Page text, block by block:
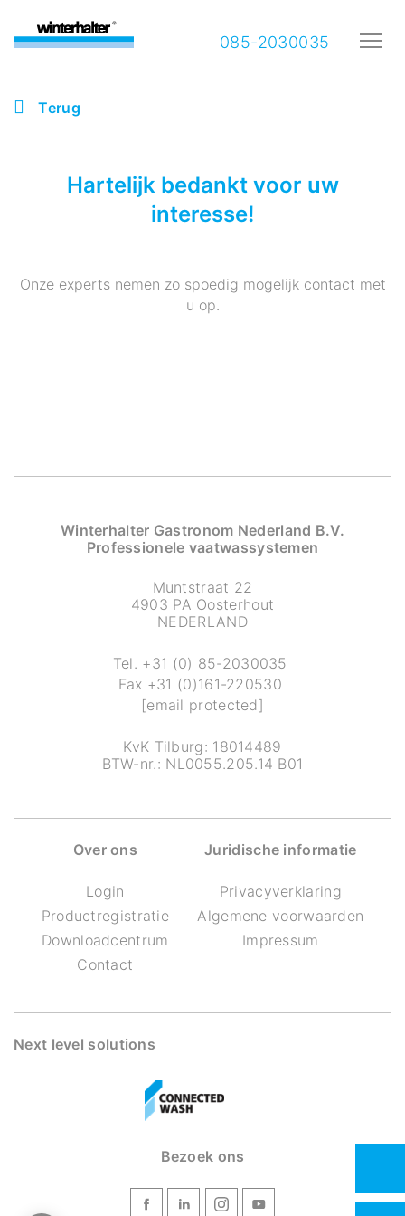
085-2030035
Terug
Hartelijk bedankt voor uw
interesse!
Onze experts nemen zo spoedig mogelijk contact met
u op.
Winterhalter Gastronom Nederland B.V.
Professionele vaatwassystemen
Muntstraat 22
4903 PA Oosterhout
NEDERLAND
Tel. +31 (0) 85-2030035
Fax +31 (0)161-220530
[email protected]
KvK Tilburg: 18014489
BTW-nr.: NL0055.205.14 B01
Over ons
Login
Productregistratie
Downloadcentrum
Contact
Juridische informatie
Privacyverklaring
Algemene voorwaarden
Impressum
Next level solutions
Bezoek ons